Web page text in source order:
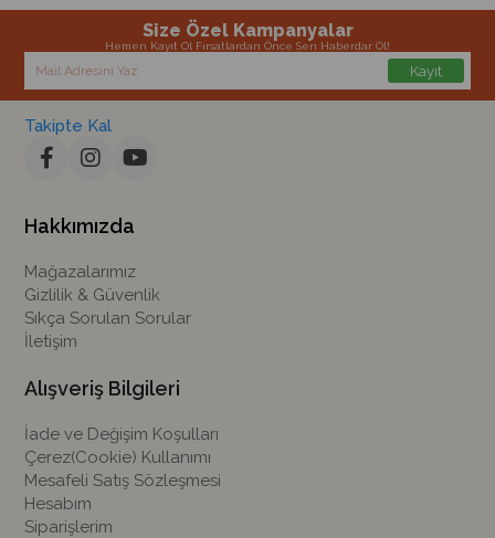
Size Özel Kampanyalar
Hemen Kayıt Ol Fırsatlardan Önce Sen Haberdar Ol!
Kayıt
Takipte Kal
Hakkımızda
Mağazalarımız
Gizlilik & Güvenlik
Sıkça Sorulan Sorular
İletişim
Alışveriş Bilgileri
İade ve Değişim Koşulları
Çerez(Cookie) Kullanımı
Mesafeli Satış Sözleşmesi
Hesabım
Siparişlerim